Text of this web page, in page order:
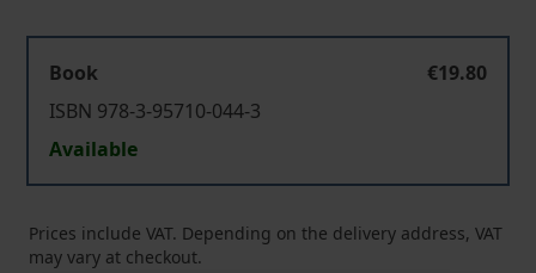
Book
€19.80
ISBN 978-3-95710-044-3
Available
Prices include VAT. Depending on the delivery address, VAT
may vary at checkout.